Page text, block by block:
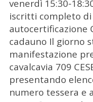
venerdì 15:30-
iscritti completo
autocertificazione
cadauno Il giorno
manifestazione
cavalcavia 709
presentando
numero tessera e